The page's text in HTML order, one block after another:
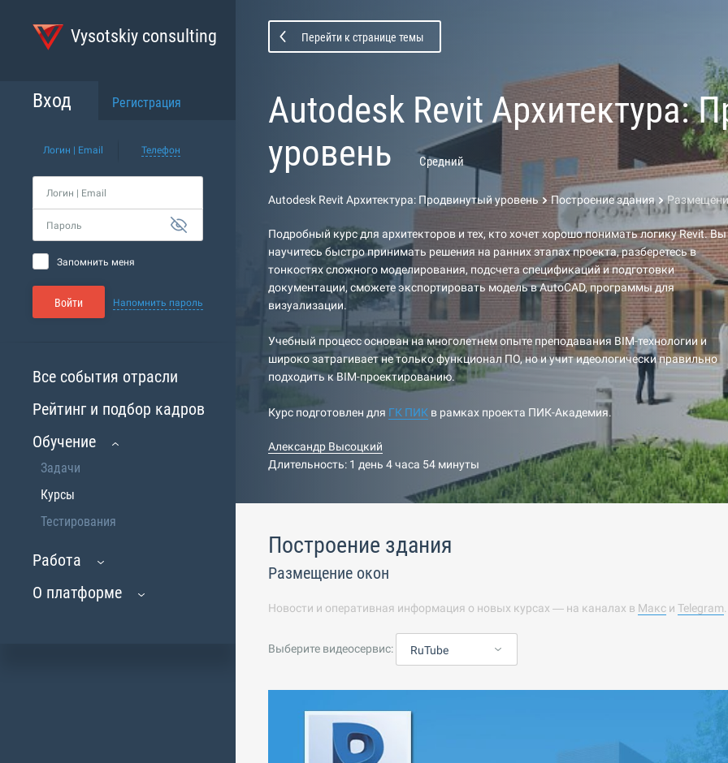
Vysotskiy consulting
Вход Регистрация
Логин | Email Телефон
Логин | Email
Пароль
Запомнить меня
Войти Напомнить пароль
Все события отрасли
Рейтинг и подбор кадров
Обучение
Задачи
Курсы
Тестирования
Работа
О платформе
Перейти к странице темы
Autodesk Revit Архитектура:
уровень
Средний
Autodesk Revit Архитектура: Продвинутый уровень Построение здания
Подробный курс для архитекторов и тех, кто хочет хорошо понимать логику Revit. Вы
научитесь быстро принимать решения на ранних этапах проекта, разберетесь в
тонкостях сложного моделирования, подсчета спецификаций и подготовки
документации, сможете экспортировать модель в AutoCAD, программы для
визуализации.
Учебный процесс основан на многолетнем опыте преподавания BIM-технологии и
широко затрагивает не только функционал ПО, но и учит идеологически правильно
подходить к BIM-проектированию.
Курс подготовлен для ГК ПИК в рамках проекта ПИК-Академия.
Александр Высоцкий
Длительность: 1 день 4 часа 54 минуты
Построение здания
Размещение окон
Новости и оперативная информация о новых курсах — на каналах в Макс и Telegram
Выберите видеосервис: RuTube